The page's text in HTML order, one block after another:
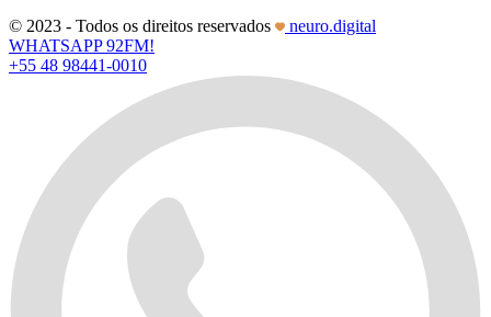
© 2023 - Todos os direitos reservados
neuro.digital
WHATSAPP 92FM!
+55 48 98441-0010